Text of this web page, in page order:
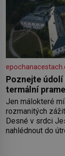
Poznejte údolí
termální
Jen málokteré
rozmanitých
Desné v srdci
nahlédnout do